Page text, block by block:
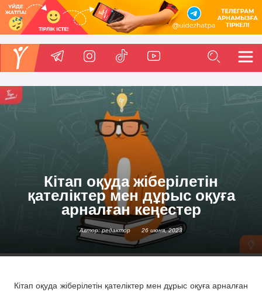
Кітап оқуда жіберілетін
қателіктер мен дұрыс оқуға
арналған кеңестер
Автор: редактор 26 июня, 2023
Кітап оқуда жіберілетін қателіктер мен дұрыс оқуға арналған